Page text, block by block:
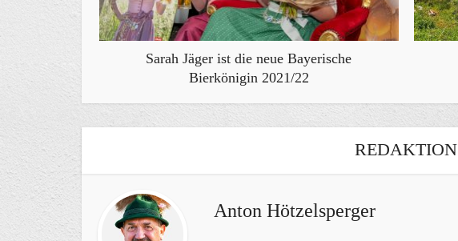
Sarah Jäger ist die neue Bayerische
Bierkönigin 2021/22
REDAKTION
Anton Hötzelsperger